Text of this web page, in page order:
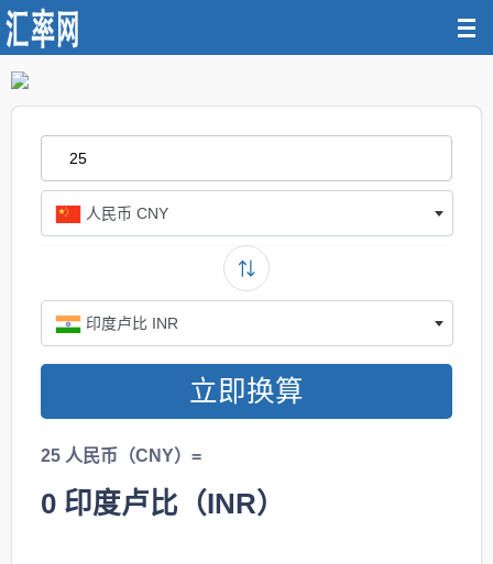
人民币 CNY
印度卢比 INR
立即换算
25 人民币（CNY）=
0 印度卢比（INR）